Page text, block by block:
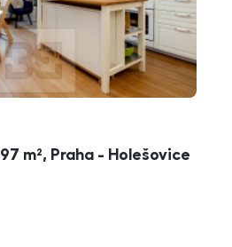
m², Praha - Holešovice